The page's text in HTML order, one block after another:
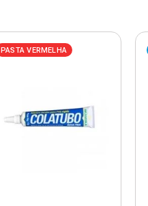
PASTA VERMELHA